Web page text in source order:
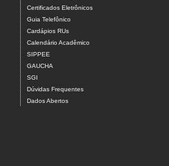
Certificados Eletrônicos
Guia Telefônico
Cardápios RUs
Calendário Acadêmico
SIPPEE
GAUCHA
SGI
Dúvidas Frequentes
Dados Abertos